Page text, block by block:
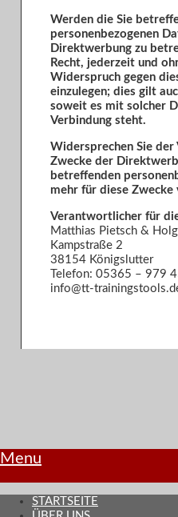
Werden die Sie
personenbezogenen
Direktwerbung zu
Recht, jederzeit und
Widerspruch gegen
einzulegen; dies gilt
soweit es mit solcher
Verbindung steht.
Widersprechen Sie
Zwecke der
betreffenden
mehr für diese
Verantwortlicher für
Matthias Pietsch &
Kampstraße 2
38154 Königslutter
Telefon: 05365 – 979
info@tt-
Menu
STARTSEITE